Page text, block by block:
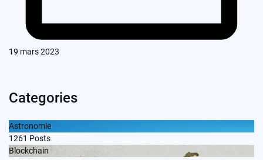
19 mars 2023
Categories
Astronomie
1261 Posts
Blockchain